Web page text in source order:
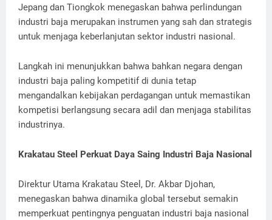
Jepang dan Tiongkok menegaskan bahwa perlindungan
industri baja merupakan instrumen yang sah dan strategis
untuk menjaga keberlanjutan sektor industri nasional.
Langkah ini menunjukkan bahwa bahkan negara dengan
industri baja paling kompetitif di dunia tetap
mengandalkan kebijakan perdagangan untuk memastikan
kompetisi berlangsung secara adil dan menjaga stabilitas
industrinya.
Krakatau Steel Perkuat Daya Saing Industri Baja Nasional
Direktur Utama Krakatau Steel, Dr. Akbar Djohan,
menegaskan bahwa dinamika global tersebut semakin
memperkuat pentingnya penguatan industri baja nasional